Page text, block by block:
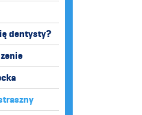
dentysty?